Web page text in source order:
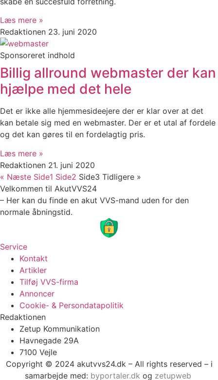
Læs mere »
Redaktionen 23. juni 2020
Sponsoreret indhold
Billig allround webmaster der kan
hjælpe med det hele
Det er ikke alle hjemmesideejere der er klar over at det
kan betale sig med en webmaster. Der er et utal af fordele
og det kan gøres til en fordelagtig pris.
Læs mere »
Redaktionen 21. juni 2020
« Næste Side1 Side2 Side3 Tidligere »
Velkommen til AkutVVS24
– Her kan du finde en akut VVS-mand uden for den
normale åbningstid.
Service
Kontakt
Artikler
Tilføj VVS-firma
Annoncer
Cookie- & Persondatapolitik
Redaktionen
Zetup Kommunikation
Havnegade 29A
7100 Vejle
Copyright © 2024 akutvvs24.dk – All rights reserved – i
samarbejde med: byportaler.dk og zetupweb